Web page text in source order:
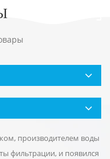
производителем воды
фильтрации, и появился